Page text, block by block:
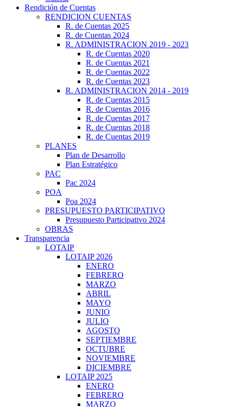
Rendición de Cuentas
RENDICION CUENTAS
R. de Cuentas 2025
R. de Cuentas 2024
R. ADMINISTRACION 2019 - 2023
R. de Cuentas 2020
R. de Cuentas 2021
R. de Cuentas 2022
R. de Cuentas 2023
R. ADMINISTRACION 2014 - 2019
R. de Cuentas 2015
R. de Cuentas 2016
R. de Cuentas 2017
R. de Cuentas 2018
R. de Cuentas 2019
PLANES
Plan de Desarrollo
Plan Estratégico
PAC
Pac 2024
POA
Poa 2024
PRESUPUESTO PARTICIPATIVO
Presupuesto Participativo 2024
OBRAS
Transparencia
LOTAIP
LOTAIP 2026
ENERO
FEBRERO
MARZO
ABRIL
MAYO
JUNIO
JULIO
AGOSTO
SEPTIEMBRE
OCTUBRE
NOVIEMBRE
DICIEMBRE
LOTAIP 2025
ENERO
FEBRERO
MARZO